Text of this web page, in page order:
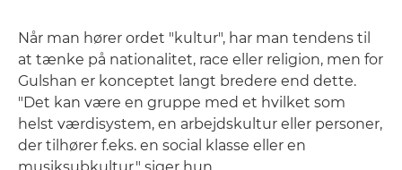
Når man hører ordet "kultur", har man tendens til
at tænke på nationalitet, race eller religion, men for
Gulshan er konceptet langt bredere end dette.
"Det kan være en gruppe med et hvilket som
helst værdisystem, en arbejdskultur eller personer,
der tilhører f.eks. en social klasse eller en